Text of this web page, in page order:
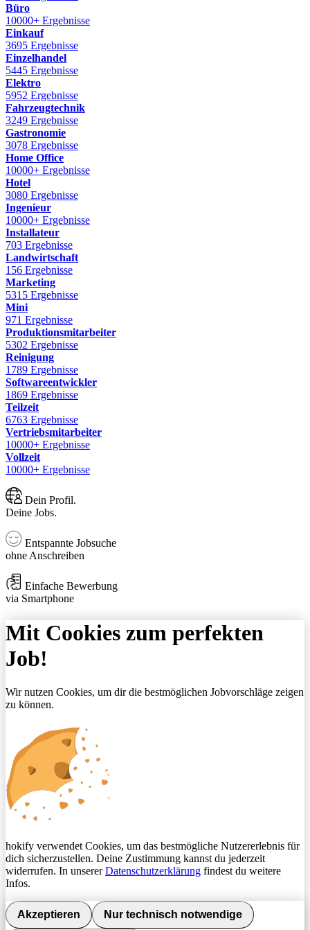
Büro
10000+ Ergebnisse
Einkauf
3695 Ergebnisse
Einzelhandel
5445 Ergebnisse
Elektro
5952 Ergebnisse
Fahrzeugtechnik
3249 Ergebnisse
Gastronomie
3078 Ergebnisse
Home Office
10000+ Ergebnisse
Hotel
3080 Ergebnisse
Ingenieur
10000+ Ergebnisse
Installateur
703 Ergebnisse
Landwirtschaft
156 Ergebnisse
Marketing
5315 Ergebnisse
Mini
971 Ergebnisse
Produktionsmitarbeiter
5302 Ergebnisse
Reinigung
1789 Ergebnisse
Softwareentwickler
1869 Ergebnisse
Teilzeit
6763 Ergebnisse
Vertriebsmitarbeiter
10000+ Ergebnisse
Vollzeit
10000+ Ergebnisse
Dein Profil.
Deine Jobs.
Entspannte Jobsuche
ohne Anschreiben
Einfache Bewerbung
via Smartphone
Mit Cookies zum perfekten
Job!
Wir nutzen Cookies, um dir die bestmöglichen Jobvorschläge zeigen
zu können.
hokify verwendet Cookies, um das bestmögliche Nutzererlebnis für
dich sicherzustellen. Deine Zustimmung kannst du jederzeit
widerrufen. In unsererDatenschutzerklärung findest du weitere
Infos.
Akzeptieren Nur technisch notwendige